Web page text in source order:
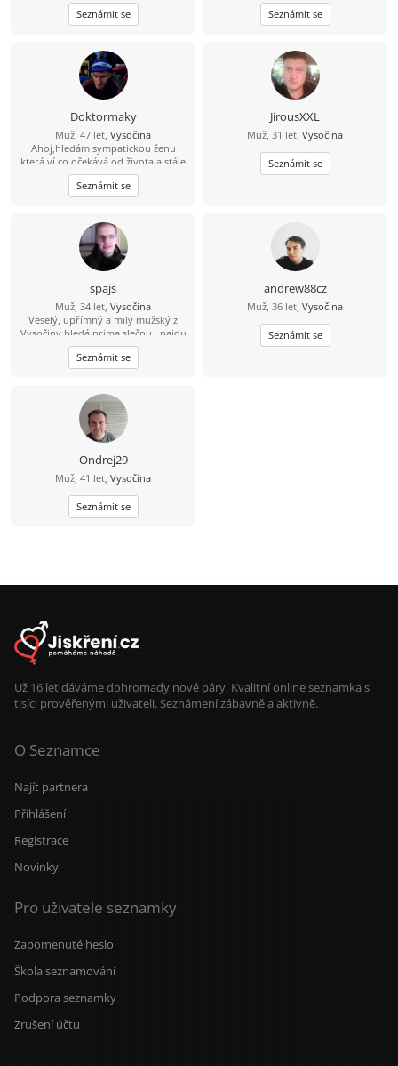
dlouhe chvile zasel ven nebo na
kavu
Seznámit se
cením si upřímnosti, protože
nesnáším lži a přetvářku. Radši
trávím čas s pár opravdovými lidmi
humor i obyčejné chvíle, které mají
něco do sebe.
Seznámit se
Doktormaky
Muž, 47 let, Vysočina
Ahoj,hledám sympatickou ženu
která ví co očekává od života a stále
ještě hledá toho prvého pro
společnou cestu.Jsem optimista a
věřím že někde jsi...
Seznámit se
JirousXXL
Muž, 31 let, Vysočina
Seznámit se
spajs
Muž, 34 let, Vysočina
Veselý, upřímný a milý mužský z
Vysočiny hledá prima slečnu.. najdu
tě?
Seznámit se
andrew88cz
Muž, 36 let, Vysočina
Seznámit se
Ondrej29
Muž, 41 let, Vysočina
Seznámit se
Už 16 let dáváme dohromady nové páry. Kvalitní online seznamka s
tisíci prověřenými uživateli. Seznámení zábavně a aktivně.
O Seznamce
Najít partnera
Přihlášení
Registrace
Novinky
Pro uživatele seznamky
Zapomenuté heslo
Škola seznamování
Podpora seznamky
Zrušení účtu